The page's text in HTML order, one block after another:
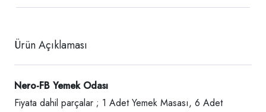
Ürün Açıklaması
Nero-FB Yemek Odası
Fiyata dahil parçalar ; 1 Adet Yemek Masası, 6 Adet